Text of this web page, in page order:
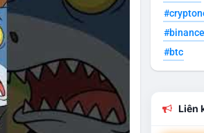
#btc
Liên